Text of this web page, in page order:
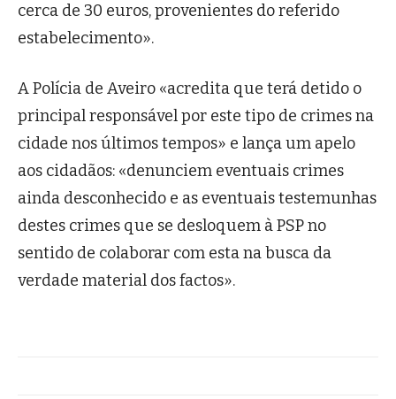
cerca de 30 euros, provenientes do referido
estabelecimento».
A Polícia de Aveiro «acredita que terá detido o
principal responsável por este tipo de crimes na
cidade nos últimos tempos» e lança um apelo
aos cidadãos: «denunciem eventuais crimes
ainda desconhecido e as eventuais testemunhas
destes crimes que se desloquem à PSP no
sentido de colaborar com esta na busca da
verdade material dos factos».